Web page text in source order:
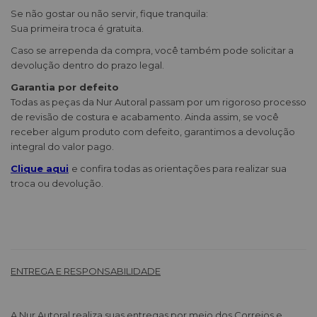
Se não gostar ou não servir, fique tranquila:
Sua primeira troca é gratuita.
Caso se arrependa da compra, você também pode solicitar a
devolução dentro do prazo legal.
Garantia por defeito
Todas as peças da Nur Autoral passam por um rigoroso processo
de revisão de costura e acabamento. Ainda assim, se você
receber algum produto com defeito, garantimos a devolução
integral do valor pago.
Clique aqui e confira todas as orientações para realizar sua
troca ou devolução.
ENTREGA E RESPONSABILIDADE